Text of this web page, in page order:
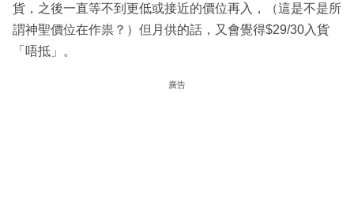
貨，之後一直等不到更低或接近的價位再入，（這是不是所
謂神聖價位在作祟？）但月供的話，又會覺得$29/30入貨
「唔抵」。
廣告